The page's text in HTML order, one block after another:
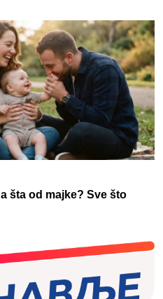
šta od majke? Sve što